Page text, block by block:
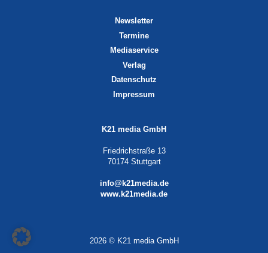
Newsletter
Termine
Mediaservice
Verlag
Datenschutz
Impressum
K21 media GmbH
Friedrichstraße 13
70174 Stuttgart
info@k21media.de
www.k21media.de
2026 © K21 media GmbH